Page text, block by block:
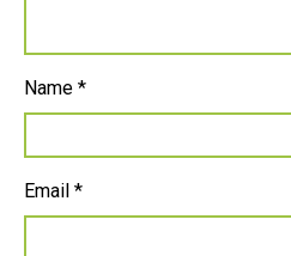
Name *
Email *